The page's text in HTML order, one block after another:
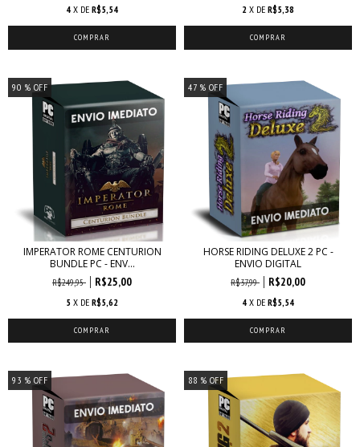
4 X DE R$5,54 2 X DE R$5,38
90 % OFF
IMPERATOR ROME CENTURION
BUNDLE PC - ENV...
R$249,95 R$25,00
5 X DE R$5,62
47% OFF
HORSE RIDING DELUXE 2 PC -
ENVIO DIGITAL
R$37,99 R$20,00
4 X DE R$5,54
93 % OFF 88 % OFF